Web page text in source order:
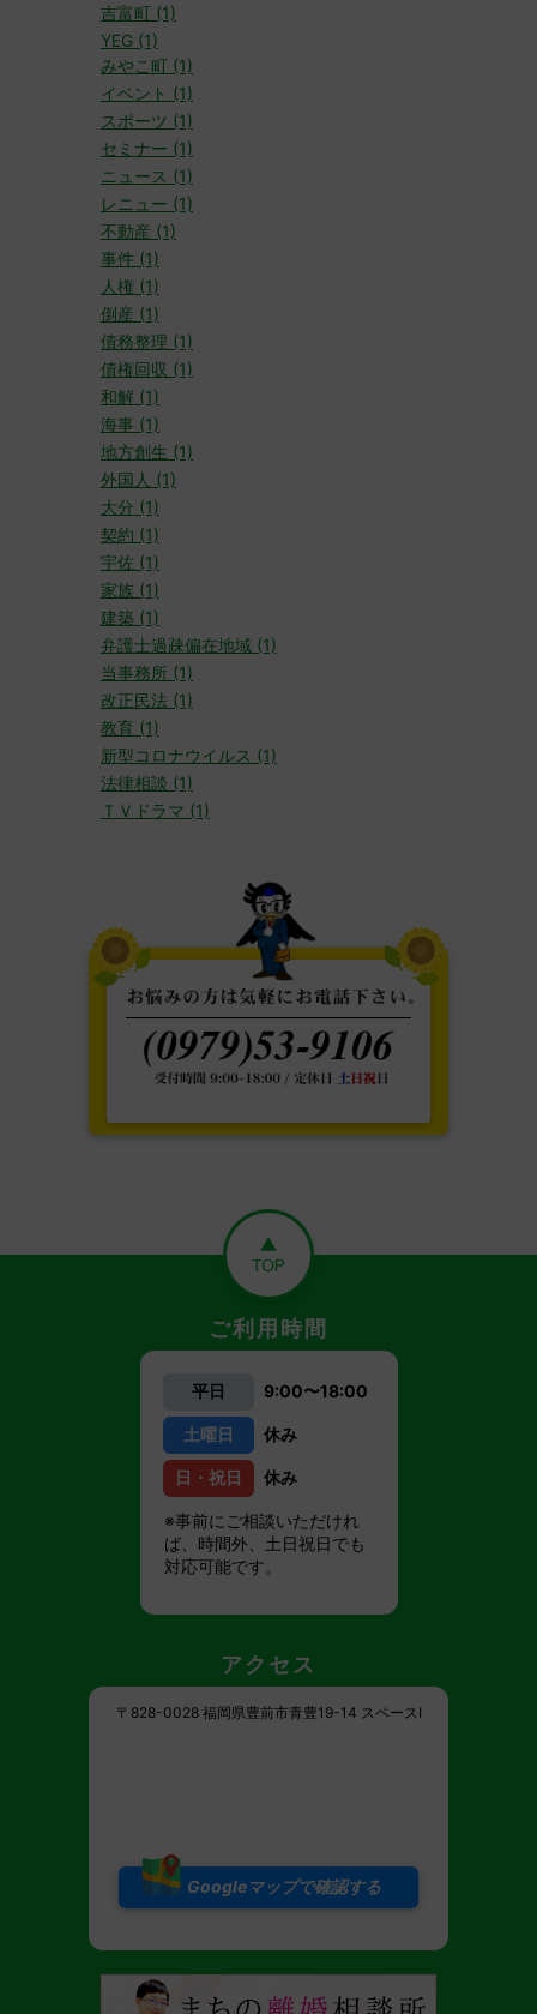
吉富町 (1)
YEG (1)
みやこ町 (1)
イベント (1)
スポーツ (1)
セミナー (1)
ニュース (1)
レニュー (1)
不動産 (1)
事件 (1)
人権 (1)
倒産 (1)
債務整理 (1)
債権回収 (1)
和解 (1)
海事 (1)
地方創生 (1)
外国人 (1)
大分 (1)
契約 (1)
宇佐 (1)
家族 (1)
建築 (1)
弁護士過疎偏在地域 (1)
当事務所 (1)
改正民法 (1)
教育 (1)
新型コロナウイルス (1)
法律相談 (1)
ＴＶドラマ (1)
ご利用時間
平日 9:00〜18:00
土曜日 休み
日・祝日 休み
※事前にご相談いただけれ
ば、時間外、土日祝日でも
対応可能です。
アクセス
〒828-0028 福岡県豊前市青豊19-14 スペースI
Googleマップで確認する